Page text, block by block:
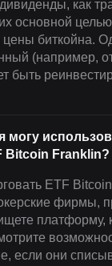
как
основной
биткойна.
(например,
быть
могу
Bitcoin Franklin?
ETF
фирмы,
платформу,
если они